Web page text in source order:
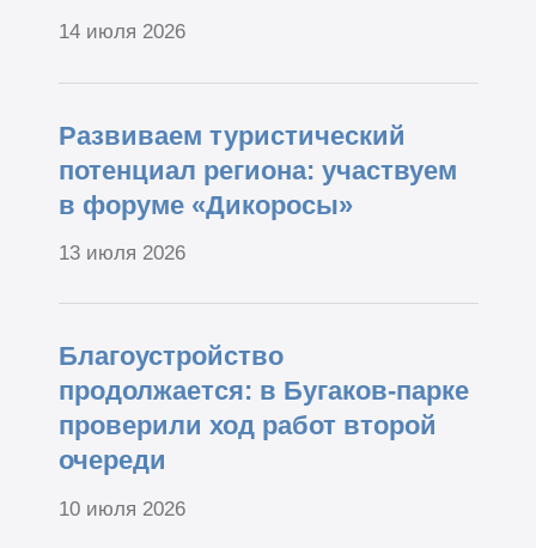
14 июля 2026
Развиваем туристический
потенциал региона: участвуем
в форуме «Дикоросы»
13 июля 2026
Благоустройство
продолжается: в Бугаков-парке
проверили ход работ второй
очереди
10 июля 2026